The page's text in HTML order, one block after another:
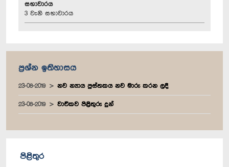
සභාවාරය
3 වැනි සභාවාරය
ප්‍රශ්න ඉතිහාසය
23-08-2019 නව න්‍යාය පුස්තකය නව මාරු කරන ලදී
23-08-2019 වාචිකව පිළිතුරු දුන්
පිළිතුර